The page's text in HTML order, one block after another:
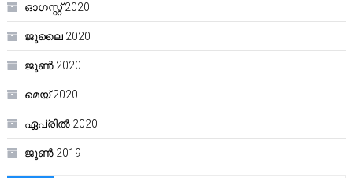
ഓഗസ്റ്റ്‌ 2020
ജൂലൈ 2020
ജൂൺ 2020
മെയ്‌ 2020
ഏപ്രിൽ 2020
ജൂൺ 2019